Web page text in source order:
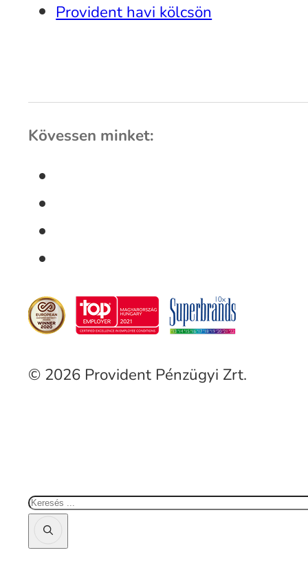
Provident havi kölcsön
Kövessen minket:
© 2026 Provident Pénzügyi Zrt.
Keresés